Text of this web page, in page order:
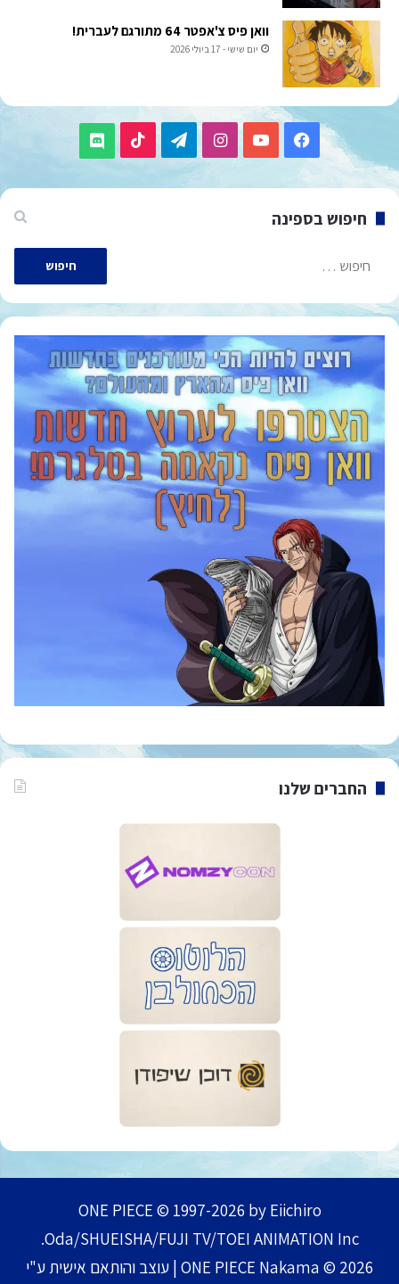
וואן פיס צ'אפטר 64 מתורגם לעברית!
יום שישי - 17 ביולי 2026
Facebook
YouTube
Instagram
Telegram
TikTok
Discord
חיפוש בספינה
חיפוש:
החברים שלנו
ONE PIECE © 1997-2026 by Eiichiro
Oda/SHUEISHA/FUJI TV/TOEI ANIMATION Inc.
ONE PIECE Nakama © 2026 | עוצב והותאם אישית ע"י